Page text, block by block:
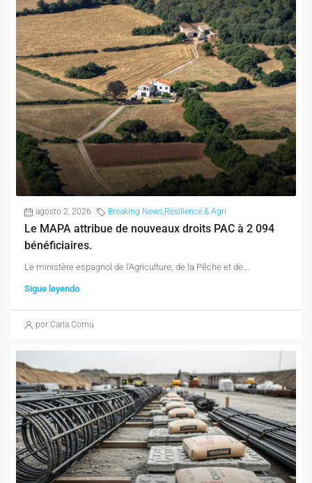
agosto 2, 2026 Breaking News,Résilience & Agri
Le MAPA attribue de nouveaux droits PAC à 2 094
bénéficiaires.
Le ministère espagnol de l’Agriculture, de la Pêche et de...
Sigue leyendo
por Carla Cornu